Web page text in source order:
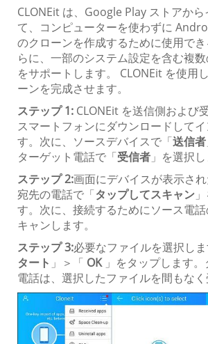
CLONEit は、Google Play ストアか
て、コンピューターを使わずに
のクローンを作成するために使用で
らに、一部のシステム設定を含む複
をサポートします。 CLONEit を使用
ーンを完成させます。
ステップ 1: CLONEit を送信側および
スマートフォンにダウンロードして
す。次に、ソースデバイスで「送信者
ターゲット電話で「受信者 」を選択し
ステップ 2:画面にデバイスが表示され
宛先の電話で「タップしてスキャン
す。次に、接続するためにソース電
キャンします。
ステップ 3:必要なファイルを選択し
タート 」＞「 OK」をタップします。
電話は、選択したファイルを間もなく